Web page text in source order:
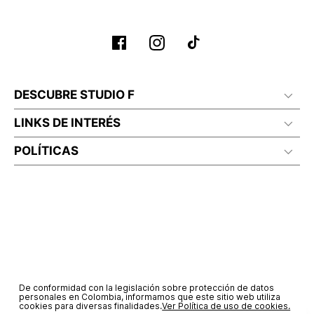
DESCUBRE STUDIO F
LINKS DE INTERÉS
POLÍTICAS
De conformidad con la legislación sobre protección de datos
personales en Colombia, informamos que este sitio web utiliza
cookies para diversas finalidades.Ver Política de uso de cookies.